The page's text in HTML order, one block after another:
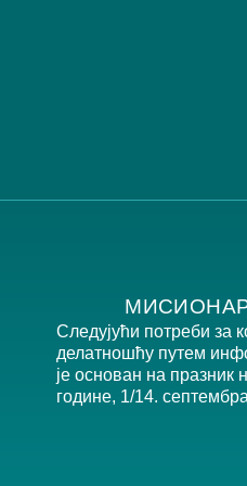
Следујући потреби за
делатношћу путем
је основан на
године, 1/14.